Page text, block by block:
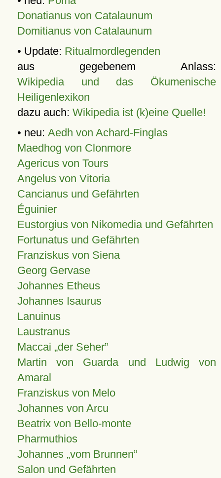
Donatianus von Catalaunum
Domitianus von Catalaunum
• Update: Ritualmordlegenden
aus gegebenem Anlass:
Wikipedia und das Ökumenische
Heiligenlexikon
dazu auch: Wikipedia ist (k)eine Quelle!
• neu: Aedh von Achard-Finglas
Maedhog von Clonmore
Agericus von Tours
Angelus von Vitoria
Cancianus und Gefährten
Éguinier
Eustorgius von Nikomedia und Gefährten
Fortunatus und Gefährten
Franziskus von Siena
Georg Gervase
Johannes Etheus
Johannes Isaurus
Lanuinus
Laustranus
Maccai „der Seher”
Martin von Guarda und Ludwig von
Amaral
Franziskus von Melo
Johannes von Arcu
Beatrix von Bello-monte
Pharmuthios
Johannes vom Brunnen
Salon und Gefährten